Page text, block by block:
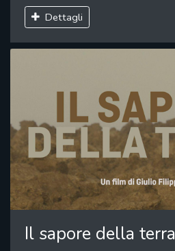
Dettagli
Il sapore della terra